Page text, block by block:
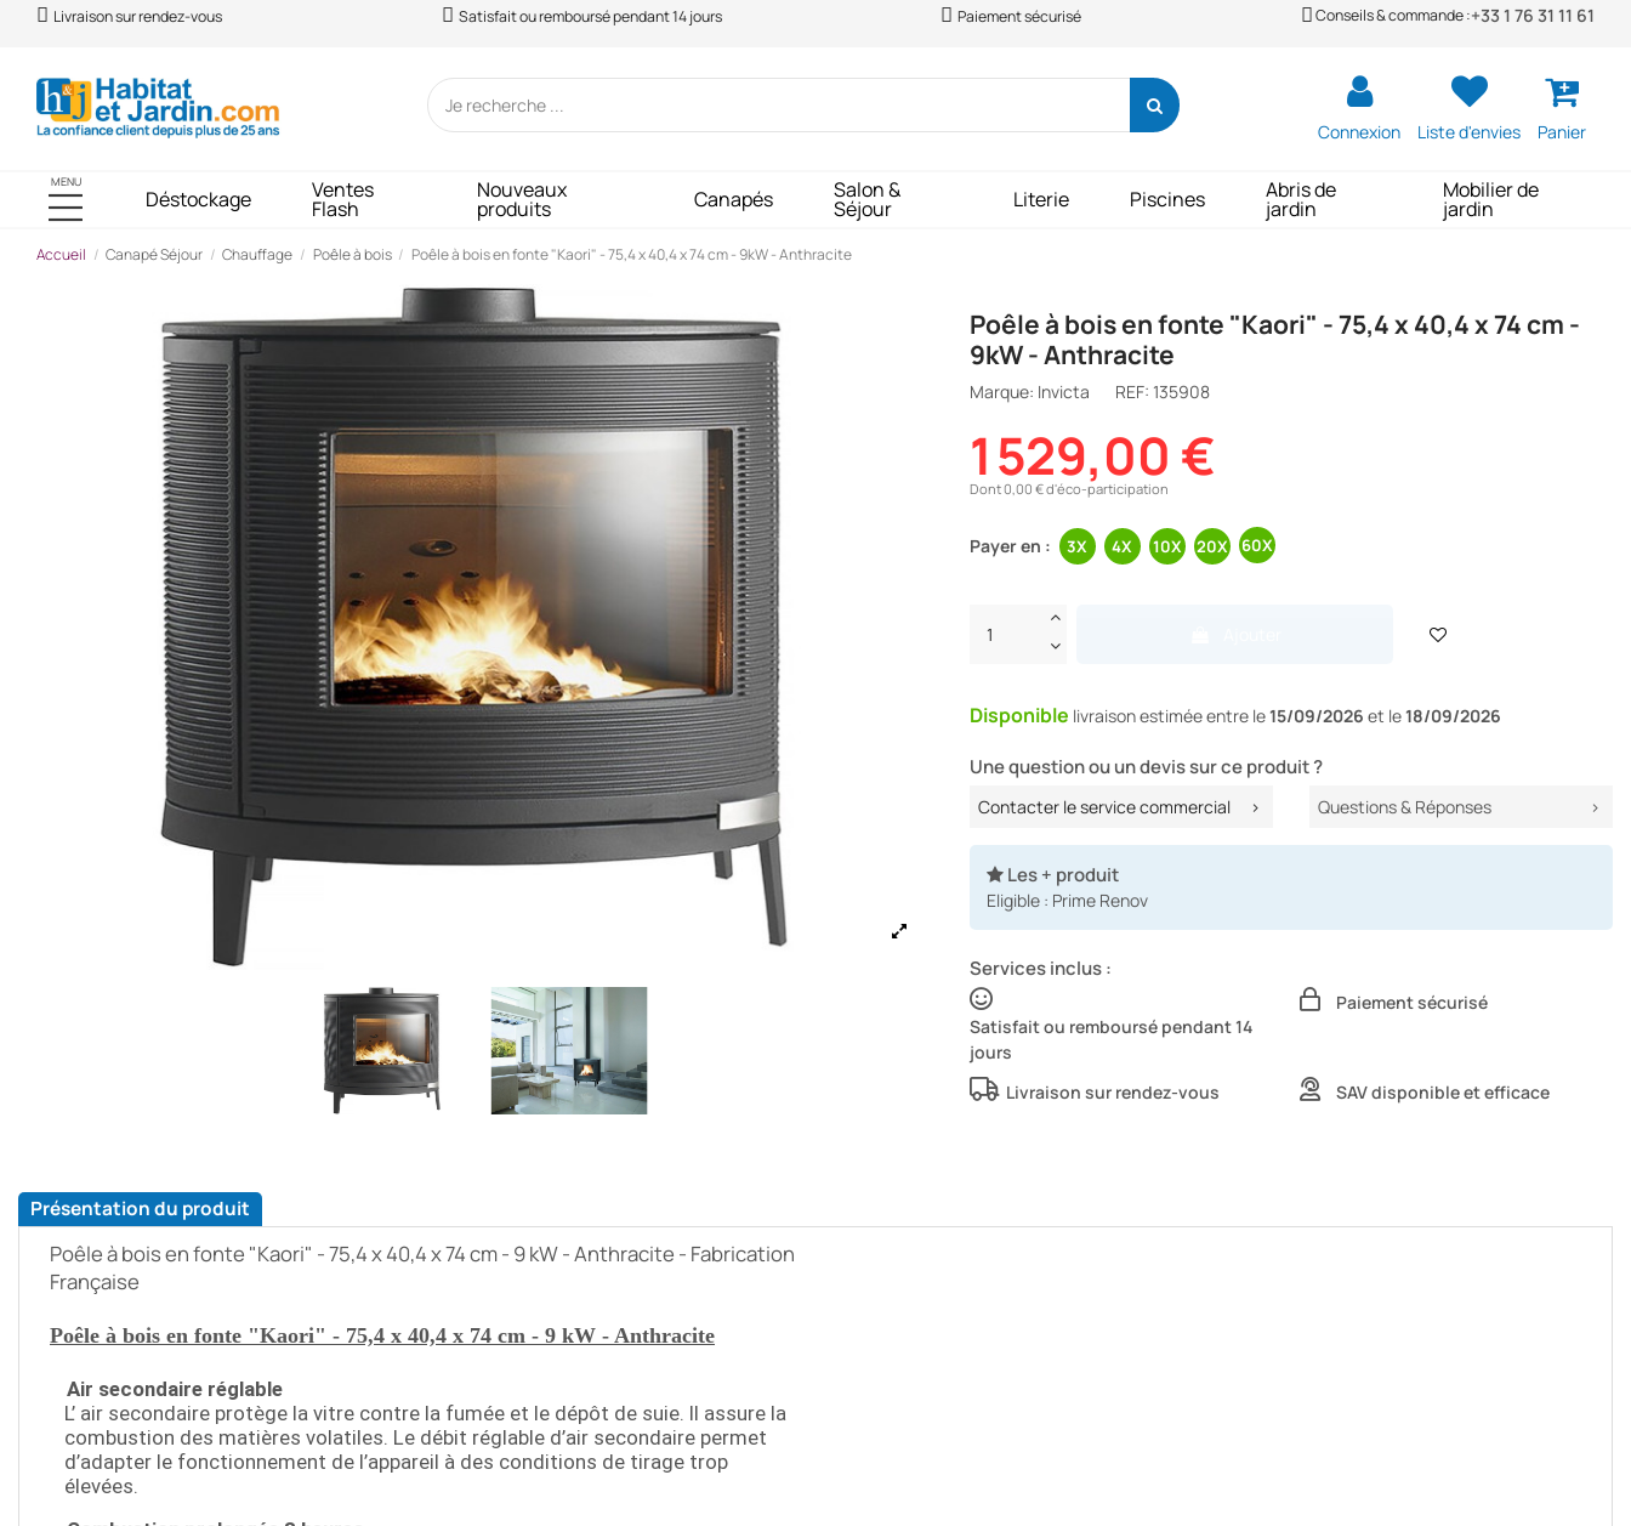
Livraison sur rendez-vous Satisfait ou remboursé pendant 14 jours Paiement sécurisé Conseils & commande :+33 1 76 31 11 61
Connexion Liste d'envies Panier
MENU
Déstockage Ventes
Flash
Nouveaux
produits Canapés Salon &
Séjour Literie Piscines Abris de
jardin
Mobilier de
jardin
Accueil Canapé Séjour Chauffage Poêle à bois Poêle à bois en fonte "Kaori" - 75,4 x 40,4 x 74 cm - 9kW - Anthracite
Poêle à bois en fonte "Kaori" - 75,4 x 40,4 x 74 cm -
9kW - Anthracite
Marque: Invicta REF: 135908
1 529,00 €
Dont 0,00 € d'éco-participation
Payer en :
Disponible livraisonestimée entre le15/09/2026 et le18/09/2026
Une question ou un devis sur ce produit ?
Contacter le service commercial Questions & Réponses
Les + produit
Eligible : Prime Renov
Services inclus :
Satisfait ou remboursé pendant 14
jours
Paiement sécurisé
Livraison sur rendez-vous SAV disponible et efficace
Présentation du produit
Poêle à bois en fonte "Kaori" - 75,4 x 40,4 x 74 cm - 9 kW - Anthracite - Fabrication
Française
Poêle à bois en fonte "Kaori" - 75,4 x 40,4 x 74 cm - 9 kW - Anthracite
Air secondaire réglable
L’ air secondaire protège la vitre contre la fumée et le dépôt de suie. Il assure la
combustion des matières volatiles. Le débit réglable d’air secondaire permet
d’adapter le fonctionnement de l’appareil à des conditions de tirage trop
élevées.